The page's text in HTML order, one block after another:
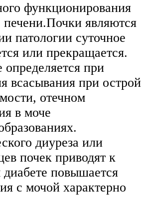
функционирования
являются
патологии суточное
или прекращается.
при
всасывания при острой
отечном
в моче
диуреза или
почек приводят к
повышается
с мочой характерно